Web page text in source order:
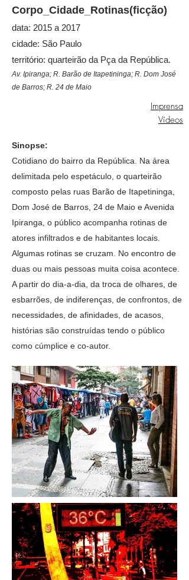
Corpo_Cidade_Rotinas(ficção)
data: 2015 a 2017
cidade: São Paulo
território: quarteirão da Pça da República.
Av. Ipiranga; R. Barão de Itapetininga; R. Dom José
de Barros; R. 24 de Maio
Imprensa
Vídeos
Sinopse:
Cotidiano do bairro da República. Na área
delimitada pelo espetáculo, o quarteirão
composto pelas ruas Barão de Itapetininga,
Dom José de Barros, 24 de Maio e Avenida
Ipiranga, o público acompanha rotinas de
atores infiltrados e de habitantes locais.
Algumas rotinas se cruzam. No encontro de
duas ou mais pessoas muita coisa acontece.
A partir do dia-a-dia, da troca de olhares, de
esbarrões, de indiferenças, de confrontos, de
necessidades, de afinidades, de acasos,
histórias são construídas tendo o público
como cúmplice e co-autor.